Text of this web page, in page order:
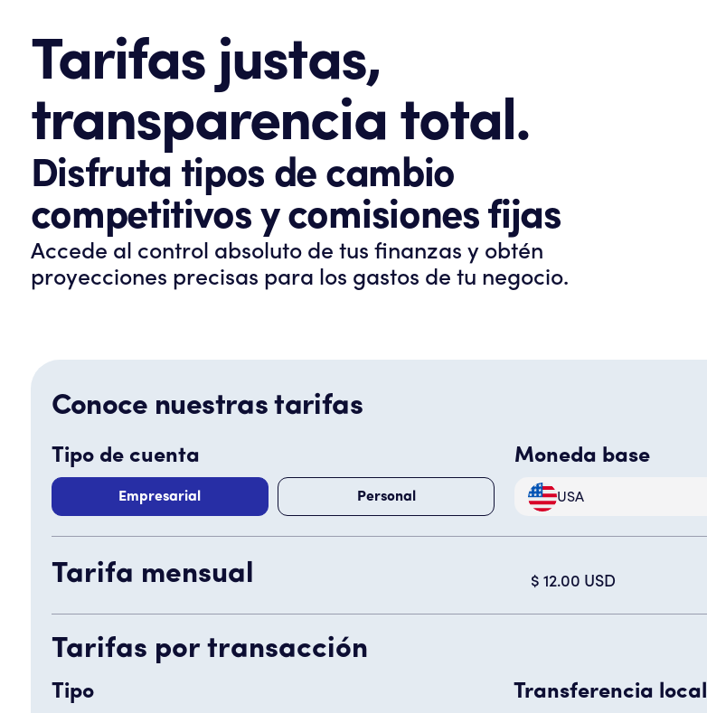
Tarifas justas,
transparencia total.
Disfruta tipos de cambio
competitivos y comisiones fijas
Accede al control absoluto de tus finanzas y obtén
proyecciones precisas para los gastos de tu negocio.
Conoce nuestras tarifas
Tipo de cuenta
Empresarial Personal
Moneda base
USA
Tarifa mensual $ 12.00 USD
Tarifas por transacción
Tipo Transferencia local